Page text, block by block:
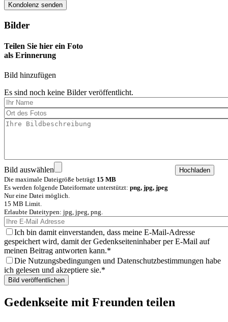
Bilder
Teilen Sie hier ein Foto
als Erinnerung
Bild hinzufügen
Es sind noch keine Bilder veröffentlicht.
Bild auswählen
Die maximale Dateigröße beträgt 15 MB
Es werden folgende Dateiformate unterstützt: png, jpg, jpeg
Nur eine Datei möglich.
15 MB Limit.
Erlaubte Dateitypen: jpg, jpeg, png.
Ich bin damit einverstanden, dass meine E-Mail-Adresse
gespeichert wird, damit der Gedenkseiteninhaber per E-Mail auf
meinen Beitrag antworten kann.
Die Nutzungsbedingungen und Datenschutzbestimmungen habe
ich gelesen und akzeptiere sie.
Gedenkseite mit Freunden teilen